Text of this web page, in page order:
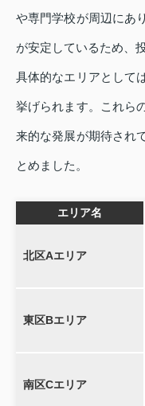
や専門学校が周辺にあ
が安定しているため、
具体的なエリアとして
挙げられます。これら
来的な発展が期待され
とめました。
エリア名
北区Aエリア
東区Bエリア
南区Cエリア